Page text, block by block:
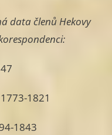
data členů Hekovy
1821
1843